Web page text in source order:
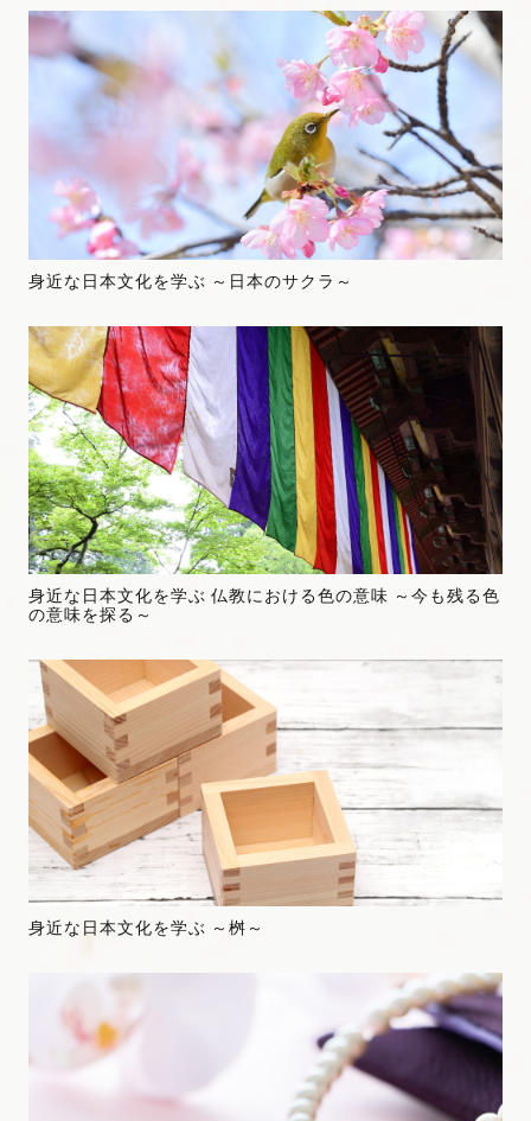
身近な日本文化を学ぶ ～日本のサクラ～
身近な日本文化を学ぶ 仏教における色の意味 ～今も残る色
の意味を探る～
身近な日本文化を学ぶ ～桝～